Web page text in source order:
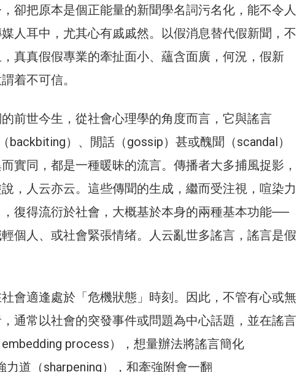
卻把原本是個正能量的新聞學名詞污名化，能不令人
人耳中，尤其心有戚戚然。以假消息替代假新聞，不
真真假假專業的牽扯面小、蘊含面廣，何況，假新
着不可信。
前世今生，從社會心理學的角度而言，它與謠言
backbiting）、閒話（gossip）甚或醜聞（scandal）
實同，都是一種暖昧的流言。傳播者大多捕風捉影，
，人云亦云。這些傳聞的生成，繼而受注視，喧染力
復得流衍於社會，大概基於本身的兩種基本功能──
個人、或社會緊張情绪。人云亂世多謠言，謠言是假
會適逢處於「危機狀態」時刻。因此，不管有心或無
通常以社會的突發事件或問題為中心話題，並在謠言
process），想量辦法將謠言簡化
力道（sharpening），和牽強附會一翻